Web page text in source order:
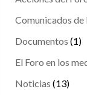
Comunicados de
Documentos (1)
El Foro en los
Noticias (13)